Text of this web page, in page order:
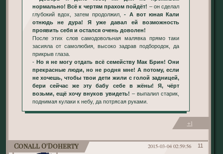
нормально! Всё к чертям прахом пойдёт! – он сделал
глубокий вдох, затем продолжил,- А вот юная Кали
отнюдь не дура! Я уже давал ей возможность
проявить себя и остался очень доволен!
После этих слов самодовольная малявка прямо таки
засияла от самолюбия, высоко задрав подбородок, да
прикрыв глаза.
-Но я не могу отдать всё семейству Мак Брин! Они
прекрасные люди, но не родня мне! А потому, если
не хочешь, чтобы твои дети жили с голой задницей,
бери сейчас же эту бабу себе в жёны! Я, чёрт
возьми, ещё хочу внуков увидеть! – выпалил старик,
поднимая кулаки к небу, да потрясая руками.
+1
11
2015-03-04 02:59:56
Conall O'Doherty